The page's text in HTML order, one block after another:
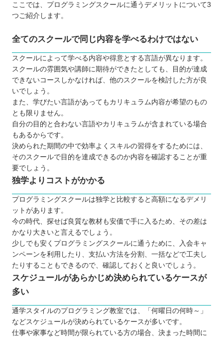
ここでは、プログラミングスクールに通うデメリットについて3
つご紹介します。
全てのスクールで同じ内容を学べるわけではない
スクールによって学べる内容や得意とする言語が異なります。
スクールの雰囲気や講師に期待ができたとしても、目的が達成
できないコースしかなければ、他のスクールを検討した方が良
いでしょう。
また、学びたい言語があってもカリキュラム内容が希望のもの
とも限りません。
自分の目的と合わない言語やカリキュラムが含まれている場合
もあるからです。
決められた期間の中で効率よくスキルの習得をするためには、
そのスクールで目的を達成できるのか内容を確認することが重
要でしょう。
独学よりコストがかかる
プログラミングスクールは独学と比較すると高額になるデメリ
ットがあります。
今の時代、探せば良質な教材も安価で手に入るため、その差は
かなり大きいと言えるでしょう。
少しでも安くプログラミングスクールに通うために、入会キャ
ンペーンを利用したり、支払い方法を分割、一括などで工夫し
たりすることもできるので、確認しておくと良いでしょう。
スケジュールがあらかじめ決められているケースが
多い
通学スタイルのプログラミング教室では、「何曜日の何時～」
などスケジュールが決められているケースが多いです。
仕事や家事など時間が限られている方の場合、決まった時間に